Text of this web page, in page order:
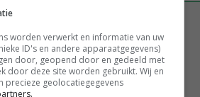
meten willen Zuid-Hollandse
nu erkenning
07:00
over onttrekkingsverbod,
worden verwerkt en informatie van uw
ID's en andere apparaatgegevens)
door, geopend door en gedeeld met
door deze site worden gebruikt. Wij en
precieze geolocatiegegevens